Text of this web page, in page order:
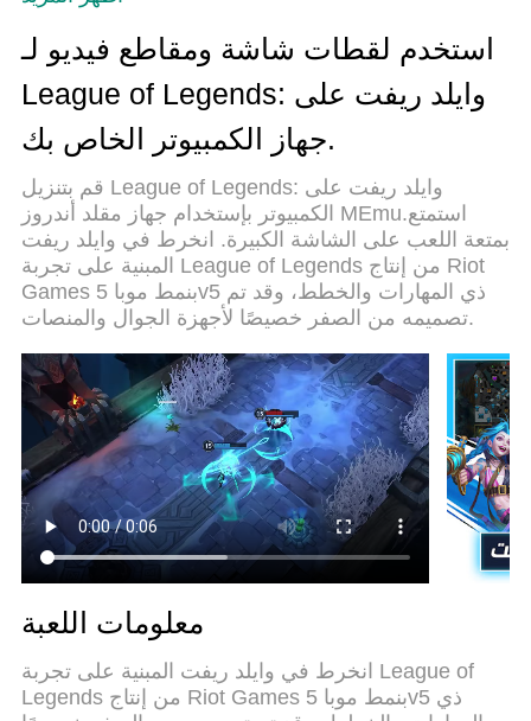
الاشياء التي تتوقعها.حمل والعب League of Legends:
وايلد ريفت علي جهاز الحاسوب الخاص بك العب كماتريد
,لايوجد حدود علي البطارية والباقة ولا يوجد اتصالات
مزعجة النسخة الجديدة من MEmu7 هو افضل وسيلة
الحاسب معد عن طريق خبراتنا , لوحة المفاتيح المعده
كمبيوتر حقيقة تم برمجتها باقصي استيعابنا .المتحكم في
عدة نوافذ يجعل لعب لعبتين او اكثر او استعمال اكثر من
حساب اسهل واهم شئ ان المحرك الخاص بنا يمكن ان
يخرج كل امكانيات جهازك ويجعل كل شئ اكثر سلاسة
نحن لانهتم بكيف تلعب فقط بل ايضا بالسعادة التي
تغمرك من اللعب
استخدم لقطات شاشة ومقاطع فيديو لـ
League of Legends: وايلد ريفت على
جهاز الكمبيوتر الخاص بك.
قم بتنزيل League of Legends: وايلد ريفت على
الكمبيوتر بإستخدام جهاز مقلد أندروز MEmu.استمتع
بمتعة اللعب على الشاشة الكبيرة. انخرط في وايلد ريفت
المبنية على تجربة League of Legends من إنتاج Riot
Games بنمط موبا 5v5 ذي المهارات والخطط، وقد تم
تصميمه من الصفر خصيصًا لأجهزة الجوال والمنصات.
معلومات اللعبة
انخرط في وايلد ريفت المبنية على تجربة League of
Legends من إنتاج Riot Games بنمط موبا 5v5 ذي